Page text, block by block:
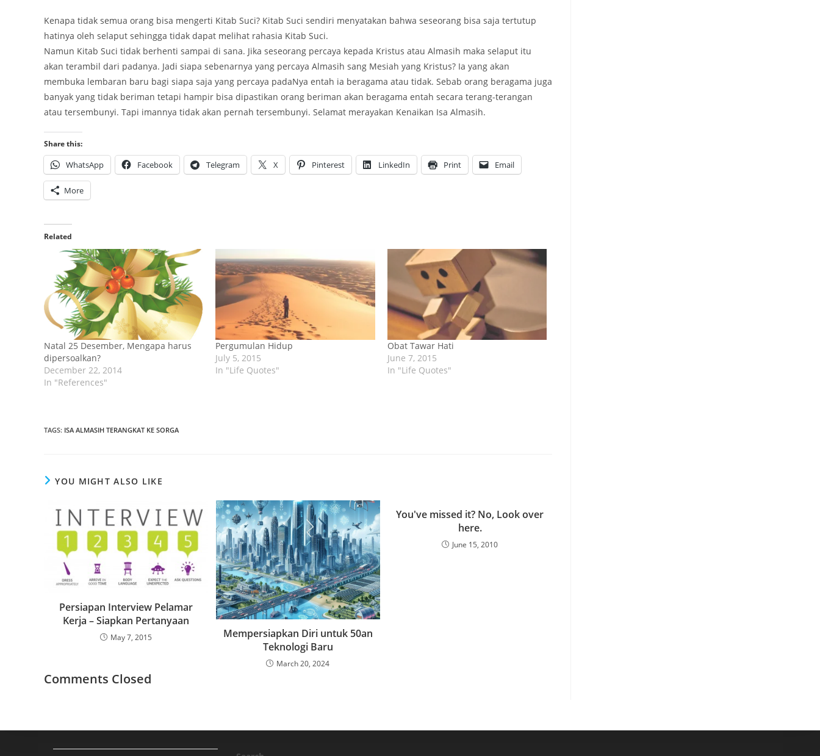
Kenapa tidak semua orang bisa mengerti Kitab Suci? Kitab Suci sendiri menyatakan bahwa seseorang bisa saja tertutup
hatinya oleh selaput sehingga tidak dapat melihat rahasia Kitab Suci.
Namun Kitab Suci tidak berhenti sampai di sana. Jika seseorang percaya kepada Kristus atau Almasih maka selaput itu
akan terambil dari padanya. Jadi siapa sebenarnya yang percaya Almasih sang Mesiah yang Kristus? Ia yang akan
membuka lembaran baru bagi siapa saja yang percaya padaNya entah ia beragama atau tidak. Sebab orang beragama juga
banyak yang tidak beriman tetapi hampir bisa dipastikan orang beriman akan beragama entah secara terang-terangan
atau tersembunyi. Tapi imannya tidak akan pernah tersembunyi. Selamat merayakan Kenaikan Isa Almasih.
Share this:
WhatsApp Facebook Telegram X Pinterest LinkedIn Print Email
More
Related
Natal 25 Desember, Mengapa harus
dipersoalkan?
December 22, 2014
In "References"
Pergumulan Hidup
July 5, 2015
In "Life Quotes"
Obat Tawar Hati
June 7, 2015
In "Life Quotes"
TAGS: ISA ALMASIH TERANGKAT KE SORGA
YOU MIGHT ALSO LIKE
Persiapan Interview Pelamar
Kerja – Siapkan Pertanyaan
May 7, 2015
Mempersiapkan Diri untuk 50an
Teknologi Baru
March 20, 2024
You've missed it? No, Look over
here.
June 15, 2010
Comments Closed